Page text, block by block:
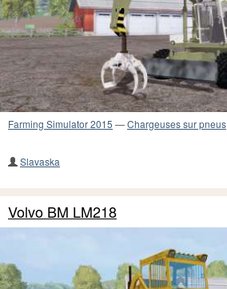
Farming Simulator 2015 —Chargeuses sur pneus
Slavaska
Volvo BM LM218